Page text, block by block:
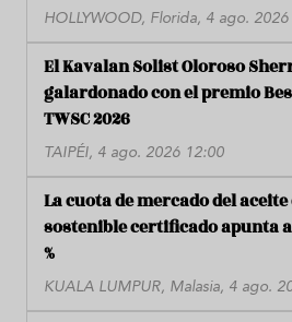
HOLLYWOOD, Florida, 4 ago.
El Kavalan Solist Oloroso
galardonado con el premio
TWSC 2026
TAIPÉI, 4 ago. 2026 12:00
La cuota de mercado del
sostenible certificado apunta
%
KUALA LUMPUR, Malasia, 4 ago.